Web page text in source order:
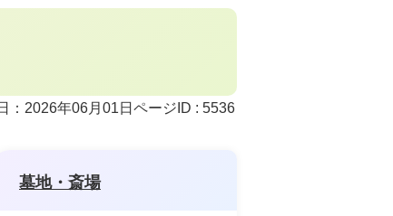
：2026年06月01日 ページID : 5536
墓地・斎場